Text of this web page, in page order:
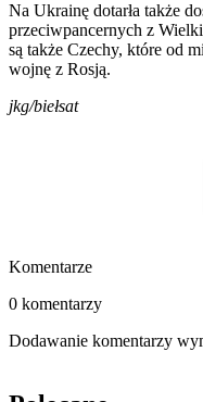
Na Ukrainę dotarła także
przeciwpancernych z
są także Czechy, które od
wojnę z Rosją.
jkg/biełsat
Komentarze
0 komentarzy
Dodawanie komentarzy